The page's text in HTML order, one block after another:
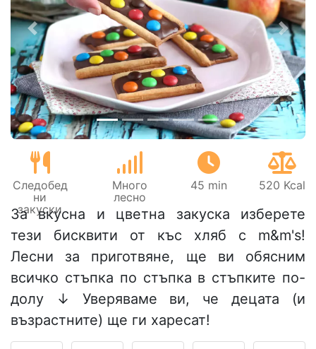
Предишен
Следобед
ни
закуски
Много
лесно
45 min 520 Kcal
За вкусна и цветна закуска изберете
тези бисквити от къс хляб с m&m's!
Лесни за приготвяне, ще ви обясним
всичко стъпка по стъпка в стъпките по-
долу ↓ Уверяваме ви, че децата (и
възрастните) ще ги харесат!